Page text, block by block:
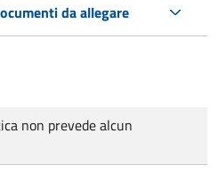
da allegare
non prevede alcun